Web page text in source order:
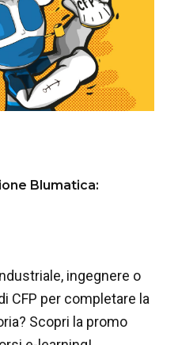
Blumatica:
ingegnere o
CFP per completare la
Scopri la promo